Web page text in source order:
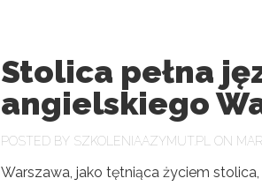
Stolica pełna
angielskiego
POSTED BY SZKOLENIAAZYMUT.PL ON
Warszawa, jako tętniąca życiem